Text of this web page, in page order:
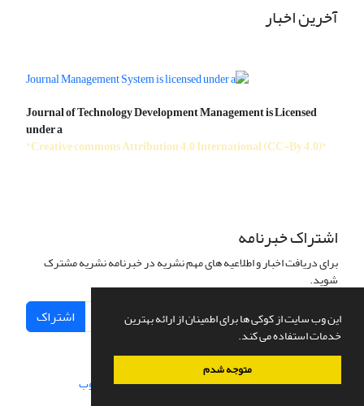
این وب سایت از کوکی ها برای اطمینان از ارائه بهترین
خدمات استفاده می کند.
متوجه شدم
آخرین اخبار
Journal of Technology Development Management is Licensed
under a
"Creative commons Attribution 4.0 International (CC-By 4.0)"
اشتراک خبرنامه
برای دریافت اخبار و اطلاعیه های مهم نشریه در خبرنامه نشریه مشترک
شوید.
اشتراک
سامانه مدیریت نشریات علمی.طراحی و پیاده سازی از سیناوب